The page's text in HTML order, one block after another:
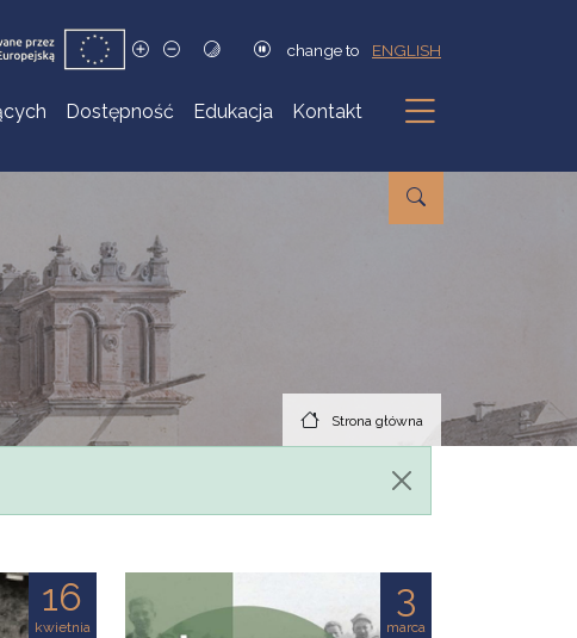
change to ENGLISH
Dostępność Edukacja Kontakt
Podmenu
Strona główna
16
kwietnia
3
marca